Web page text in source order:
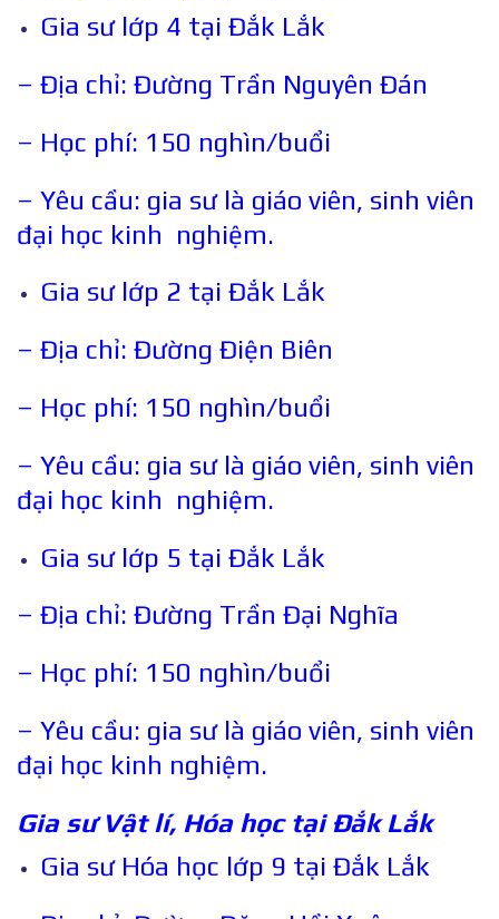
Gia sư lớp 4 tại Đắk Lắk
– Địa chỉ: Đường Trần Nguyên Đán
– Học phí: 150 nghìn/buổi
– Yêu cầu: gia sư là giáo viên, sinh viên
đại học kinh nghiệm.
Gia sư lớp 2 tại Đắk Lắk
– Địa chỉ: Đường Điện Biên
– Học phí: 150 nghìn/buổi
– Yêu cầu: gia sư là giáo viên, sinh viên
đại học kinh nghiệm.
Gia sư lớp 5 tại Đắk Lắk
– Địa chỉ: Đường Trần Đại Nghĩa
– Học phí: 150 nghìn/buổi
– Yêu cầu: gia sư là giáo viên, sinh viên
đại học kinh nghiệm.
Gia sư Vật lí, Hóa học tại Đắk Lắk
Gia sư Hóa học lớp 9 tại Đắk Lắk